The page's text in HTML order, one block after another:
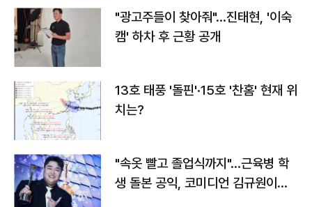
"광고주들이 찾아줘"…진태현, '이숙
캠' 하차 후 근황 공개
13호 태풍 '돌핀'·15호 '찬홈' 현재 위
치는?
"속옷 빨고 졸업식까지"…근육병 학
생 돌본 공익, 코미디언 김규원이었